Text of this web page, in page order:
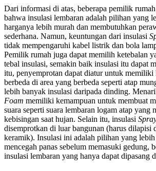
Dari informasi di atas, beberapa pemilik
bahwa insulasi lembaran adalah pilihan yang
harganya lebih murah dan membutuhkan
sederhana. Namun, keuntungan dari insulasi
tidak mempengaruhi kabel listrik dan bola
Pemilik rumah juga dapat memilih ketebalan
tebal insulasi, semakin baik insulasi itu dapat
itu, penyemprotan dapat diatur untuk memiliki
berbeda di area yang berbeda seperti atap
lebih banyak insulasi daripada dinding.
Foam memiliki kemampuan untuk membuat
suara seperti suara lembaran logam atap yang
kebisingan saat hujan. Selain itu, insulasi
disemprotkan di luar bangunan (harus dilapisi
keramik). Insulasi ini adalah pilihan yang lebih
mencegah panas sebelum memasuki gedung,
insulasi lembaran yang hanya dapat dipasang